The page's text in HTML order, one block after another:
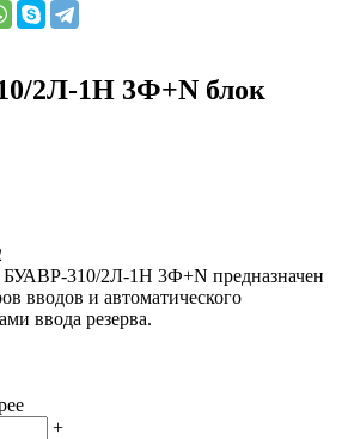
2Л-1Н 3Ф+N блок
310/2Л-1Н 3Ф+N предназначен
вводов и автоматического
ввода резерва.
+